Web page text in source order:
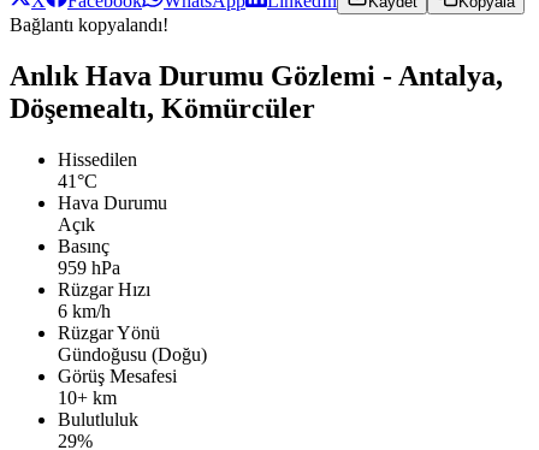
Bağlantı kopyalandı!
Anlık Hava Durumu Gözlemi - Antalya,
Döşemealtı, Kömürcüler
Hissedilen
41°C
Hava Durumu
Açık
Basınç
959 hPa
Rüzgar Hızı
6 km/h
Rüzgar Yönü
Gündoğusu (Doğu)
Görüş Mesafesi
10+ km
Bulutluluk
29%